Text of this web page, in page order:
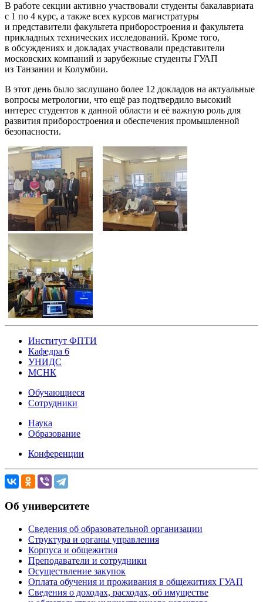
В работе секции активно участвовали студенты бакалавриата
с 1 по 4 курс, а также всех курсов магистратуры
и представители факультета приборостроения и факультета
прикладных технических исследований. Кроме того,
в обсуждениях и докладах участвовали представители
московских компаний и зарубежные студенты ГУАП
из Танзании и Колумбии.
В этот день было заслушано более 12 докладов на актуальные
вопросы метрологии, что ещё раз подтвердило высокий
интерес студентов к данной области и её важную роль для
развития приборостроения и обеспечения промышленной
безопасности.
Институт ФПТИ
Кафедра 6
УНИДС
МСНК
Обучающиеся
Сотрудники
Наука
Образование
Конференции
Об университете
Сведения об образовательной организации
Структура и органы управления
Корпуса и общежития
Преподаватели и сотрудники
Осуществление закупок
Оплата обучения и проживания в общежитиях ГУАП
Сведения о доходах, расходах, об имуществе